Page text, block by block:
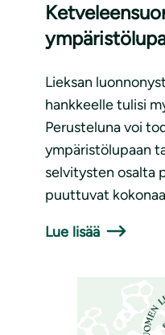
Lieksan
hankkeelle tulisi
Perusteluna voi
ympäristölupaan
selvitysten osalta
puuttuvat
Lue lisää